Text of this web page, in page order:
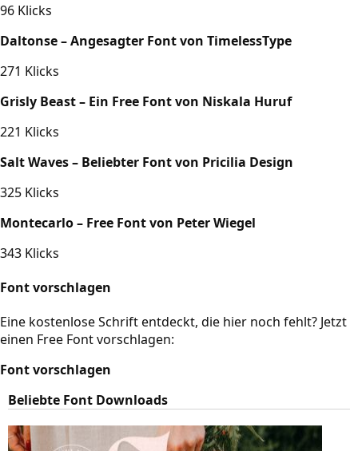
96 Klicks
Daltonse – Angesagter Font von TimelessType
271 Klicks
Grisly Beast – Ein Free Font von Niskala Huruf
221 Klicks
Salt Waves – Beliebter Font von Pricilia Design
325 Klicks
Montecarlo – Free Font von Peter Wiegel
343 Klicks
Font vorschlagen
Eine kostenlose Schrift entdeckt, die hier noch fehlt? Jetzt
einen Free Font vorschlagen:
Font vorschlagen
Beliebte Font Downloads